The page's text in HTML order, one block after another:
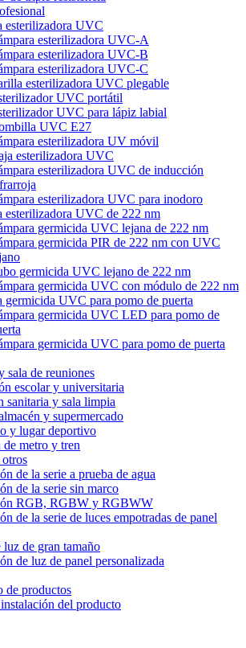
esterilizadora UVC
esterilizadora UVC-A
esterilizadora UVC-B
esterilizadora UVC-C
esterilizadora UVC plegable
UVC portátil
UVC para lápiz labial
UVC E27
esterilizadora UV móvil
esterilizadora UVC
esterilizadora UVC de inducción
esterilizadora UVC para inodoro
esterilizadora UVC de 222 nm
germicida UVC lejana de 222 nm
germicida PIR de 222 nm con UVC
germicida UVC lejano de 222 nm
germicida UVC con módulo de 222 nm
germicida UVC para pomo de puerta
germicida UVC LED para pomo de
germicida UVC para pomo de puerta
sala de reuniones
escolar y universitaria
sanitaria y sala limpia
y supermercado
y lugar deportivo
de metro y tren
de la serie a prueba de agua
de la serie sin marco
RGB, RGBW y RGBWW
de la serie de luces empotradas de panel
luz de gran tamaño
de luz de panel personalizada
de productos
del producto